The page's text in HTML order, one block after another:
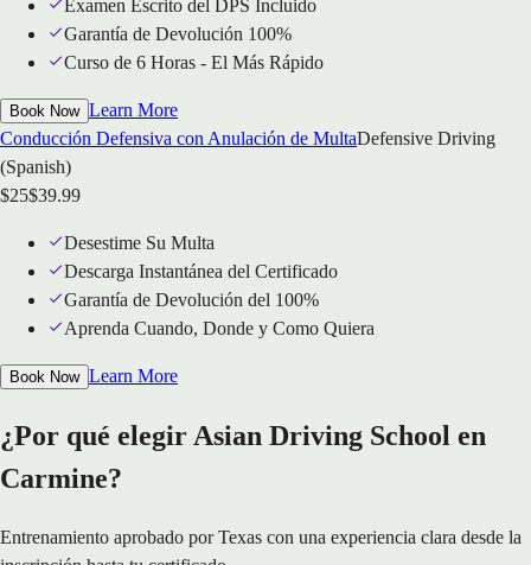
Examen Escrito del DPS Incluido
Garantía de Devolución 100%
Curso de 6 Horas - El Más Rápido
Book Now Learn More
Conducción Defensiva con Anulación de MultaDefensive Driving
(Spanish)
$25$39.99
Desestime Su Multa
Descarga Instantánea del Certificado
Garantía de Devolución del 100%
Aprenda Cuando, Donde y Como Quiera
Book Now Learn More
¿Por qué elegir Asian Driving School en
Carmine?
Entrenamiento aprobado por Texas con una experiencia clara desde la